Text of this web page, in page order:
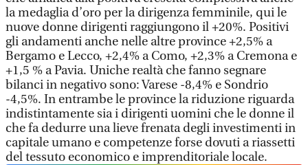
la medaglia d’oro per la dirigenza femminile, qui le
nuove donne dirigenti raggiungono il +20%. Positivi
gli andamenti anche nelle altre province +2,5% a
Bergamo e Lecco, +2,4% a Como, +2,3% a Cremona e
+1,5 % a Pavia. Uniche realtà che fanno segnare
bilanci in negativo sono: Varese -8,4% e Sondrio
-4,5%. In entrambe le province la riduzione riguarda
indistintamente sia i dirigenti uomini che le donne il
che fa dedurre una lieve frenata degli investimenti in
capitale umano e competenze forse dovuti a riassetti
del tessuto economico e imprenditoriale locale.